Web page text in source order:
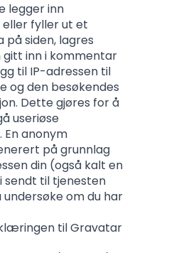
legger inn
fyller ut et
på siden, lagres
gitt inn i kommentar
til IP-adressen til
og den besøkendes
Dette gjøres for å
useriøse
anonym
på grunnlag
din (også kalt en
sendt til tjenesten
om du har
til Gravatar